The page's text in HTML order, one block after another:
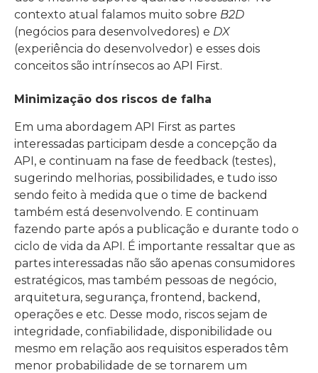
contexto atual falamos muito sobre B2D
(negócios para desenvolvedores) e DX
(experiência do desenvolvedor) e esses dois
conceitos são intrínsecos ao API First.
Minimização dos riscos de falha
Em uma abordagem API First as partes
interessadas participam desde a concepção da
API, e continuam na fase de feedback (testes),
sugerindo melhorias, possibilidades, e tudo isso
sendo feito à medida que o time de backend
também está desenvolvendo. E continuam
fazendo parte após a publicação e durante todo o
ciclo de vida da API. É importante ressaltar que as
partes interessadas não são apenas consumidores
estratégicos, mas também pessoas de negócio,
arquitetura, segurança, frontend, backend,
operações e etc. Desse modo, riscos sejam de
integridade, confiabilidade, disponibilidade ou
mesmo em relação aos requisitos esperados têm
menor probabilidade de se tornarem um